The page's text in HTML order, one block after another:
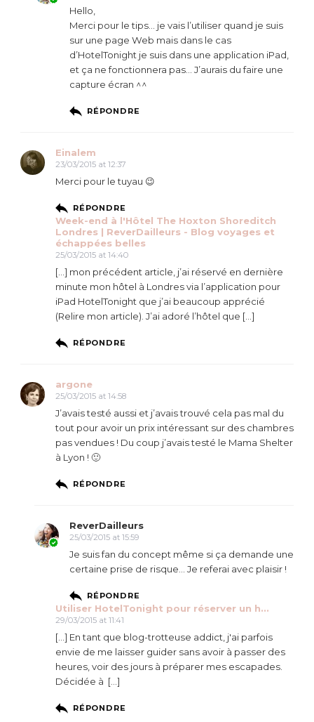
Hello,
Merci pour le tips… je vais l’utiliser quand je suis
sur une page Web mais dans le cas
d’HotelTonight je suis dans une application iPad,
et ça ne fonctionnera pas… J’aurais du faire une
capture écran ^^
RÉPONDRE
Einalem
23/03/2015 at 12:37
Merci pour le tuyau 😉
RÉPONDRE
Week-end à l'Hôtel The Hoxton Shoreditch
Londres | ReverDailleurs - Blog voyages et
échappées belles
25/03/2015 at 14:40
[…] mon précédent article, j’ai réservé en dernière
minute mon hôtel à Londres via l’application pour
iPad HotelTonight que j’ai beaucoup apprécié
(Relire mon article). J’ai adoré l’hôtel que […]
RÉPONDRE
argone
25/03/2015 at 14:58
J’avais testé aussi et j’avais trouvé cela pas mal du
tout pour avoir un prix intéressant sur des chambres
pas vendues ! Du coup j’avais testé le Mama Shelter
à Lyon ! 🙂
RÉPONDRE
ReverDailleurs
25/03/2015 at 15:59
Je suis fan du concept même si ça demande une
certaine prise de risque… Je referai avec plaisir !
RÉPONDRE
Utiliser HotelTonight pour réserver un h...
29/03/2015 at 11:41
[…] En tant que blog-trotteuse addict, j'ai parfois
envie de me laisser guider sans avoir à passer des
heures, voir des jours à préparer mes escapades.
Décidée à […]
RÉPONDRE